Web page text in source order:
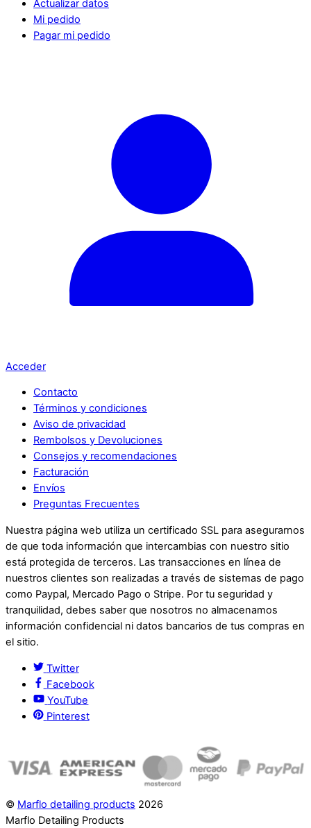
Actualizar datos
Mi pedido
Pagar mi pedido
Acceder
Contacto
Términos y condiciones
Aviso de privacidad
Rembolsos y Devoluciones
Consejos y recomendaciones
Facturación
Envíos
Preguntas Frecuentes
Nuestra página web utiliza un certificado SSL para asegurarnos
de que toda información que intercambias con nuestro sitio
está protegida de terceros. Las transacciones en línea de
nuestros clientes son realizadas a través de sistemas de pago
como Paypal, Mercado Pago o Stripe. Por tu seguridad y
tranquilidad, debes saber que nosotros no almacenamos
información confidencial ni datos bancarios de tus compras en
el sitio.
Twitter
Facebook
YouTube
Pinterest
© Marflo detailing products 2026
Marflo Detailing Products